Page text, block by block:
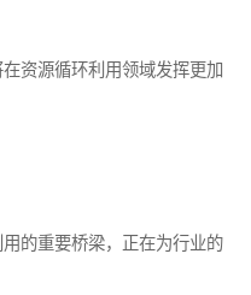
资源循环利用领域发挥更加
的重要桥梁，正在为行业的